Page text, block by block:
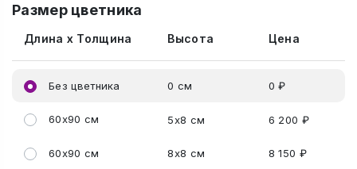
Размер цветника
Длина x Толщина Высота Цена
Без цветника 0 см 0 ₽
60x90 см 5x8 см 6 200 ₽
60x90 см 8x8 см 8 150 ₽